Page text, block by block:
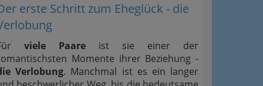
erste Schritt zum Eheglück - die
viele Paare ist sie einer der
Momente ihrer Beziehung -
Verlobung. Manchmal ist es ein langer